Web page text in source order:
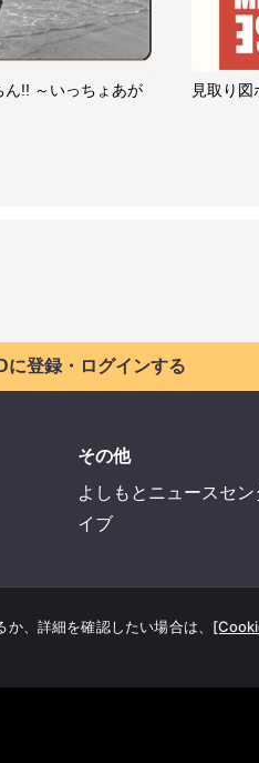
ん!! ～いっちょあが
見取り図
に登録・ログインする
その他
よしもとニュースセン
イブ
、詳細を確認したい場合は、